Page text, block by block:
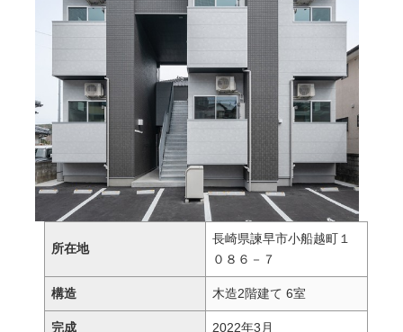
所在地
長崎県諫早市小船越町１
０８６－７
構造 木造2階建て 6室
完成 2022年3月